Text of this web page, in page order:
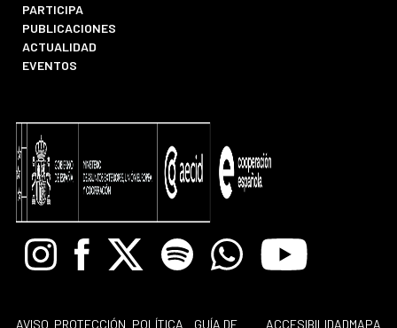
PARTICIPA
PUBLICACIONES
ACTUALIDAD
EVENTOS
InstagramFacebook
X Spotify WhatsappYoutube
AVISO PROTECCIÓN POLÍTICA GUÍA DE ACCESIBILIDADMAPA